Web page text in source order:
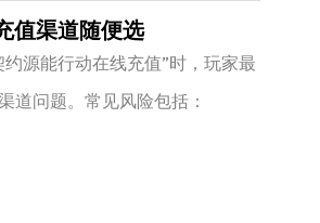
值渠道随便选
源能行动在线充值”时，玩家最
道问题。常见风险包括：